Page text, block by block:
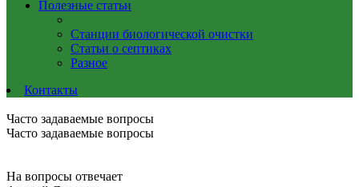
Полезные статьи
Станции биологической очистки
Статьи о септиках
Разное
Контакты
Часто задаваемые вопросы
Часто задаваемые вопросы
На вопросы отвечает